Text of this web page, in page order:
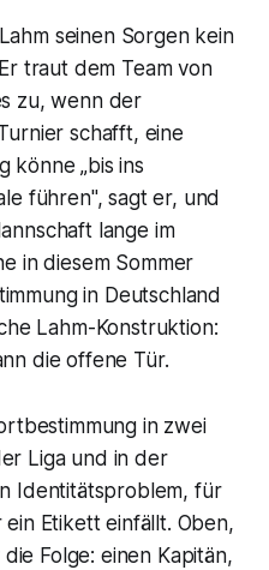
seinen Sorgen kein
traut dem Team von
zu, wenn der
schafft, eine
könne „bis ins
führen", sagt er, und
lange im
in diesem Sommer
in Deutschland
Lahm-Konstruktion:
die offene Tür.
in zwei
Liga und in der
Identitätsproblem, für
Etikett einfällt. Oben,
Folge: einen Kapitän,